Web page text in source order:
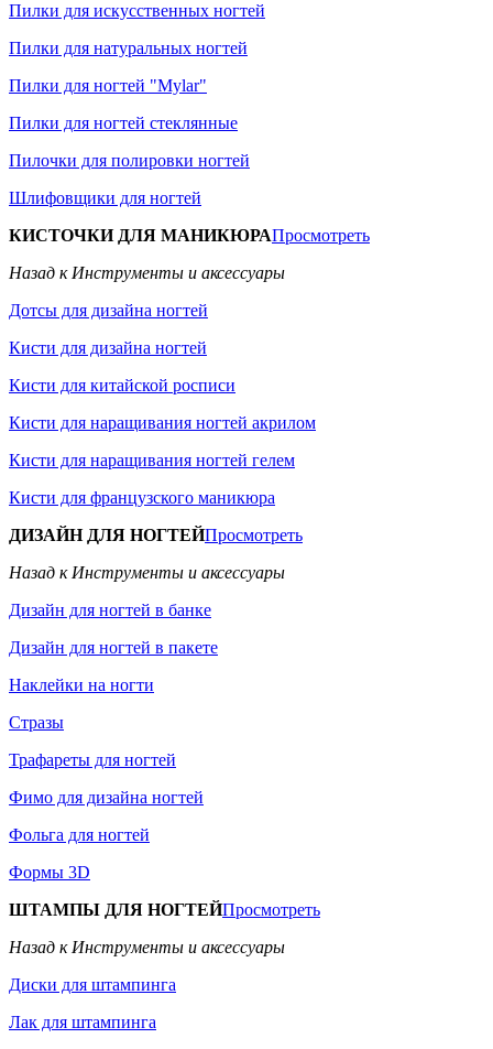
Пилки для искусственных ногтей
Пилки для натуральных ногтей
Пилки для ногтей "Mylar"
Пилки для ногтей стеклянные
Пилочки для полировки ногтей
Шлифовщики для ногтей
КИСТОЧКИ ДЛЯ МАНИКЮРАПросмотреть
Назад к Инструменты и аксессуары
Дотсы для дизайна ногтей
Кисти для дизайна ногтей
Кисти для китайской росписи
Кисти для наращивания ногтей акрилом
Кисти для наращивания ногтей гелем
Кисти для французского маникюра
ДИЗАЙН ДЛЯ НОГТЕЙПросмотреть
Назад к Инструменты и аксессуары
Дизайн для ногтей в банке
Дизайн для ногтей в пакете
Наклейки на ногти
Стразы
Трафареты для ногтей
Фимо для дизайна ногтей
Фольга для ногтей
Формы 3D
ШТАМПЫ ДЛЯ НОГТЕЙПросмотреть
Назад к Инструменты и аксессуары
Диски для штампинга
Лак для штампинга